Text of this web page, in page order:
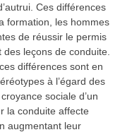
Ces différences
formation, les hommes
de réussir le permis
leçons de conduite.
différences sont en
à l’égard des
sociale d’un
la conduite affecte
augmentant leur